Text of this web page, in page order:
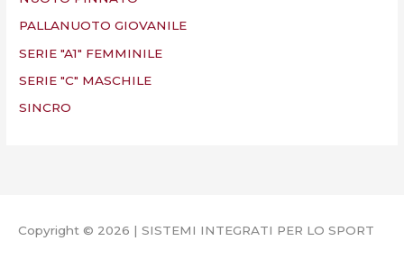
PALLANUOTO GIOVANILE
SERIE "A1" FEMMINILE
SERIE "C" MASCHILE
SINCRO
Copyright © 2026 | SISTEMI INTEGRATI PER LO SPORT